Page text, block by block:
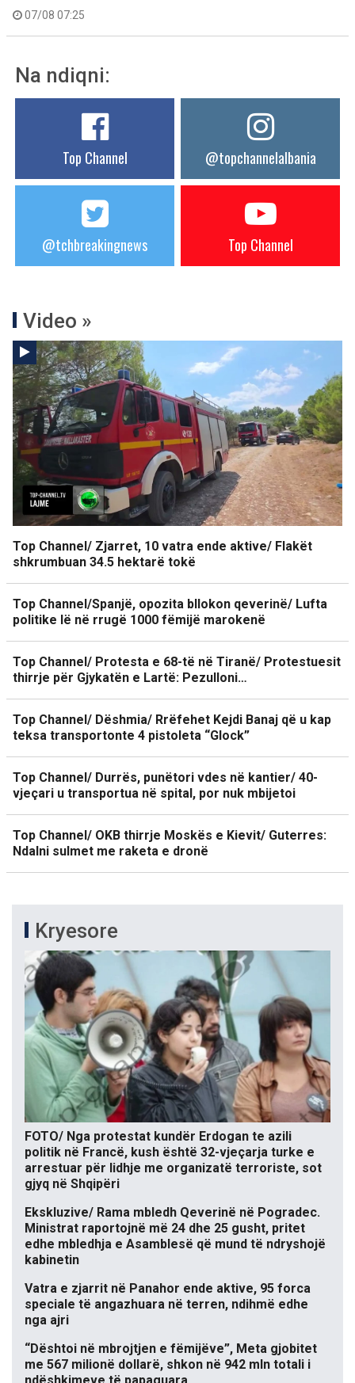
07/08 07:25
Na ndiqni:
Top Channel @topchannelalbania
@tchbreakingnews Top Channel
Video »
Top Channel/ Zjarret, 10 vatra ende aktive/ Flakët
shkrumbuan 34.5 hektarë tokë
Top Channel/Spanjë, opozita bllokon qeverinë/ Lufta
politike lë në rrugë 1000 fëmijë marokenë
Top Channel/ Protesta e 68-të në Tiranë/ Protestuesit
thirrje për Gjykatën e Lartë: Pezulloni…
Top Channel/ Dëshmia/ Rrëfehet Kejdi Banaj që u kap
teksa transportonte 4 pistoleta “Glock”
Top Channel/ Durrës, punëtori vdes në kantier/ 40-
vjeçari u transportua në spital, por nuk mbijetoi
Top Channel/ OKB thirrje Moskës e Kievit/ Guterres:
Ndalni sulmet me raketa e dronë
Kryesore
FOTO/ Nga protestat kundër Erdogan te azili
politik në Francë, kush është 32-vjeçarja turke e
arrestuar për lidhje me organizatë terroriste, sot
gjyq në Shqipëri
Ekskluzive/ Rama mbledh Qeverinë në Pogradec.
Ministrat raportojnë më 24 dhe 25 gusht, pritet
edhe mbledhja e Asamblesë që mund të ndryshojë
kabinetin
Vatra e zjarrit në Panahor ende aktive, 95 forca
speciale të angazhuara në terren, ndihmë edhe
nga ajri
“Dështoi në mbrojtjen e fëmijëve”, Meta gjobitet
me 567 milionë dollarë, shkon në 942 mln totali i